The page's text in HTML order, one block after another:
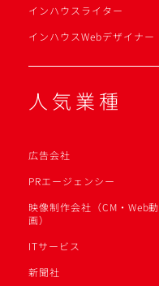
インハウスライター
インハウスWebデザイナー
人気業種
広告会社
PRエージェンシー
映像制作会社（CM・Web動
画）
ITサービス
新聞社